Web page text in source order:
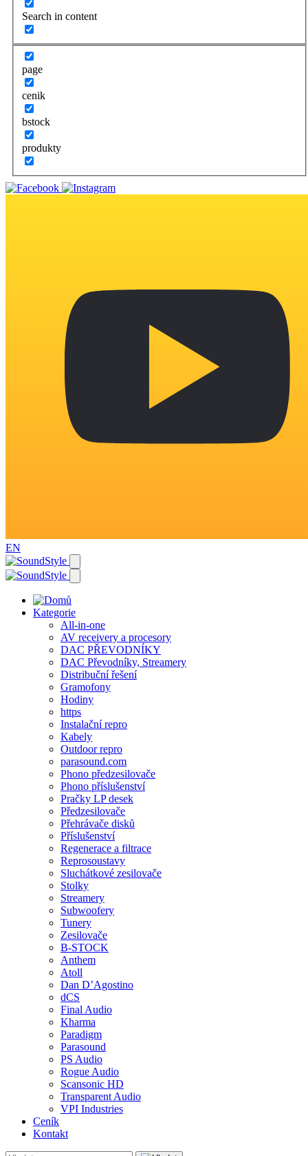
Search in content
page
cenik
bstock
produkty
EN
Kategorie
All-in-one
AV receivery a procesory
DAC PŘEVODNÍKY
DAC Převodníky, Streamery
Distribuční řešení
Gramofony
Hodiny
https
Instalační repro
Kabely
Outdoor repro
parasound.com
Phono předzesilovače
Phono příslušenství
Pračky LP desek
Předzesilovače
Přehrávače disků
Příslušenství
Regenerace a filtrace
Reprosoustavy
Sluchátkové zesilovače
Stolky
Streamery
Subwoofery
Tunery
Zesilovače
B-STOCK
Anthem
Atoll
Dan D’Agostino
dCS
Final Audio
Kharma
Paradigm
Parasound
PS Audio
Rogue Audio
Scansonic HD
Transparent Audio
VPI Industries
Ceník
Kontakt